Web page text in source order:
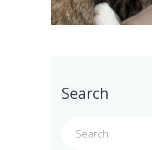
Search